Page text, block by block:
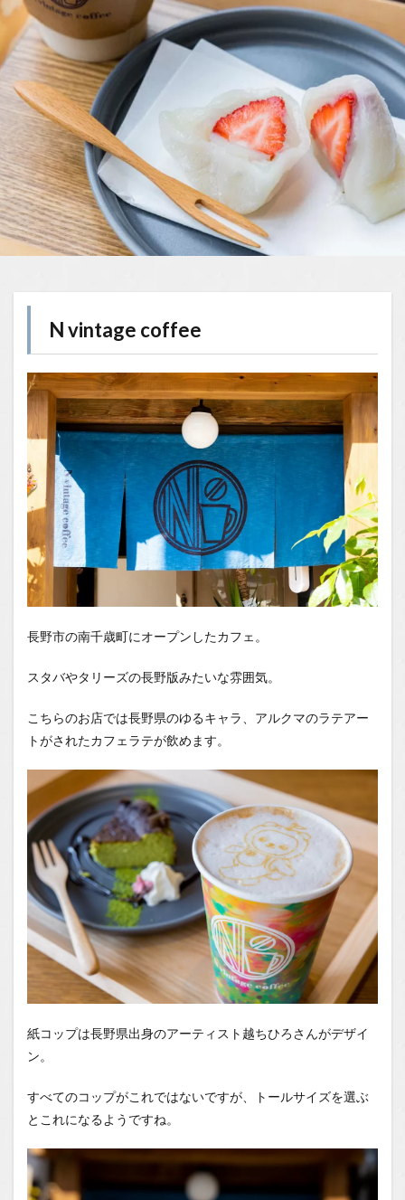
N vintage coffee
長野市の南千歳町にオープンしたカフェ。
スタバやタリーズの長野版みたいな雰囲気。
こちらのお店では長野県のゆるキャラ、アルクマのラテアー
トがされたカフェラテが飲めます。
紙コップは長野県出身のアーティスト越ちひろさんがデザイ
ン。
すべてのコップがこれではないですが、トールサイズを選ぶ
とこれになるようですね。